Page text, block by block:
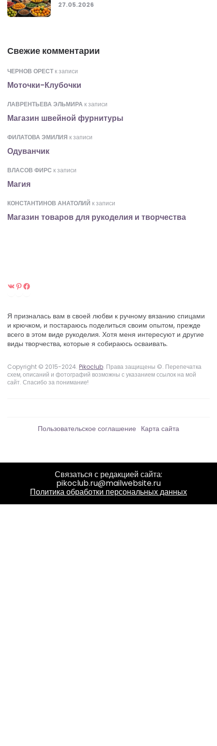
27.05.2026
Свежие комментарии
ЧЕРНОВ ОРЕСТ к записи
Моточки-Клубочки
ЛАВРЕНТЬЕВА ЭЛЬМИРА к записи
Магазин швейной фурнитуры
ФИЛАТОВА ЭМИЛИЯ к записи
Одуванчик
ВЛАСОВ ФИРС к записи
Магия
КОНСТАНТИНОВ АНАТОЛИЙ к записи
Магазин товаров для рукоделия и творчества
ВКонтакте
Pinterest
Я призналась вам в своей любви к ручному вязанию спицами
и крючком, и постараюсь поделиться своим опытом, прежде
всего в этом виде рукоделия. Хотя меня интересуют и другие
виды творчества, которые я собираюсь осваивать.
Copyright © 2015-2024. Pikoclub. Права защищены ©. Перепечатка
схем, описаний и фотографий возможны с указанием ссылок на мой
сайт. Спасибо за понимание!
Пользовательское соглашение Карта сайта
Связаться с редакцией сайта:
pikoclub.ru@mailwebsite.ru
Политика обработки персональных данных